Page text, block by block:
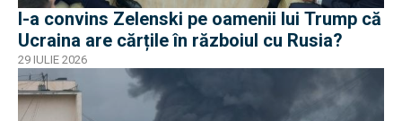
I-a convins Zelenski pe oamenii lui Trump că
Ucraina are cărțile în războiul cu Rusia?
29 IULIE 2026